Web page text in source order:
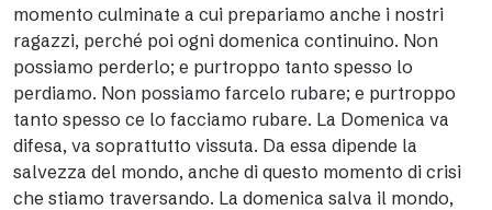
momento culminate a cui prepariamo anche i nostri
ragazzi, perché poi ogni domenica continuino. Non
possiamo perderlo; e purtroppo tanto spesso lo
perdiamo. Non possiamo farcelo rubare; e purtroppo
tanto spesso ce lo facciamo rubare. La Domenica va
difesa, va soprattutto vissuta. Da essa dipende la
salvezza del mondo, anche di questo momento di crisi
che stiamo traversando. La domenica salva il mondo,